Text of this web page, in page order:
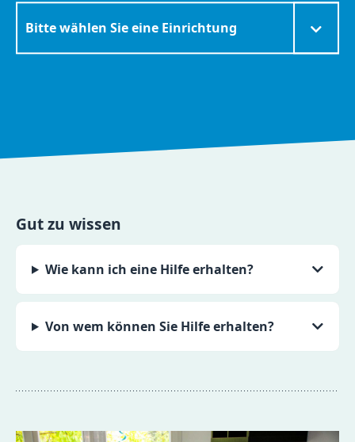
Zielseite
Gut zu wissen
Wie kann ich eine Hilfe erhalten?
Von wem können Sie Hilfe erhalten?